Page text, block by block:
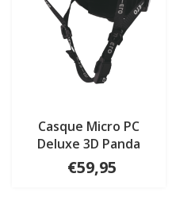
Casque Micro PC
Deluxe 3D Panda
€59,95